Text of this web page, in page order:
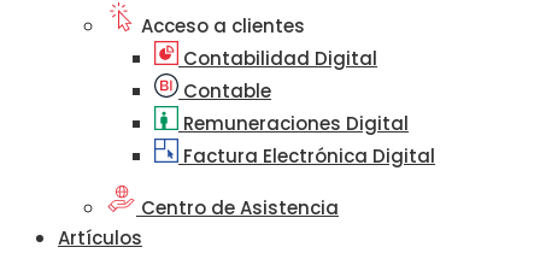
Acceso a clientes
Contabilidad Digital
Contable
Remuneraciones Digital
Factura Electrónica Digital
Centro de Asistencia
Artículos